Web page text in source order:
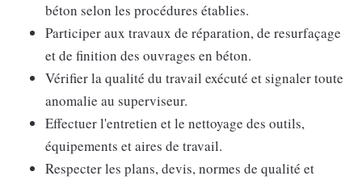
béton selon les procédures établies.
Participer aux travaux de réparation, de resurfaçage
et de finition des ouvrages en béton.
Vérifier la qualité du travail exécuté et signaler toute
anomalie au superviseur.
Effectuer l'entretien et le nettoyage des outils,
équipements et aires de travail.
Respecter les plans, devis, normes de qualité et